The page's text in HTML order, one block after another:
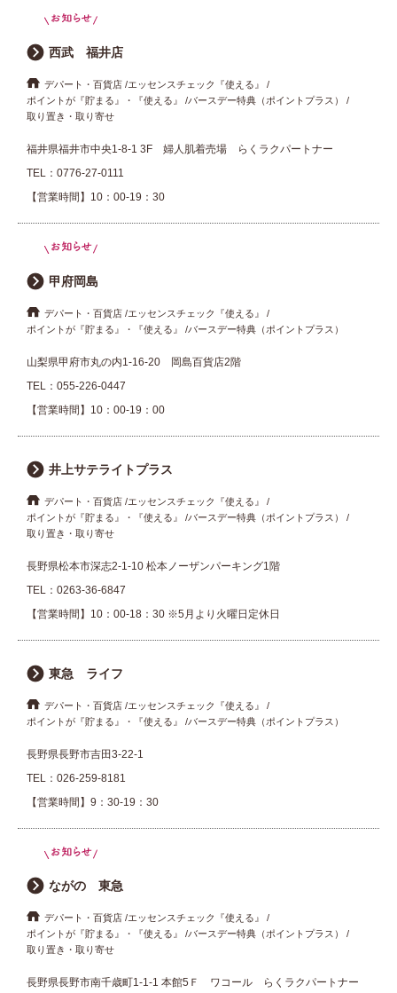
西武 福井店
デパート・百貨店 エッセンスチェック『使える』
ポイントが『貯まる』・『使える』
バースデー特典（ポイントプラス）
取り置き・取り寄せ
福井県福井市中央1-8-1 3F 婦人肌着売場 らくラクパートナー
TEL： 0776-27-0111
【営業時間】10：00-19：30
甲府岡島
デパート・百貨店 エッセンスチェック『使える』
ポイントが『貯まる』・『使える』
バースデー特典（ポイントプラス）
山梨県甲府市丸の内1-16-20 岡島百貨店2階
TEL： 055-226-0447
【営業時間】10：00-19：00
井上サテライトプラス
デパート・百貨店 エッセンスチェック『使える』
ポイントが『貯まる』・『使える』
バースデー特典（ポイントプラス）
取り置き・取り寄せ
長野県松本市深志2-1-10 松本ノーザンパーキング1階
TEL： 0263-36-6847
【営業時間】10：00-18：30 ※5月より火曜日定休日
東急 ライフ
デパート・百貨店 エッセンスチェック『使える』
ポイントが『貯まる』・『使える』
バースデー特典（ポイントプラス）
長野県長野市吉田3-22-1
TEL： 026-259-8181
【営業時間】9：30-19：30
ながの 東急
デパート・百貨店 エッセンスチェック『使える』
ポイントが『貯まる』・『使える』
バースデー特典（ポイントプラス）
取り置き・取り寄せ
長野県長野市南千歳町1-1-1 本館5Ｆ ワコール らくラクパートナー